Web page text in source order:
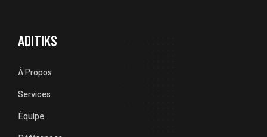
ADITIKS
À Propos
Services
Équipe